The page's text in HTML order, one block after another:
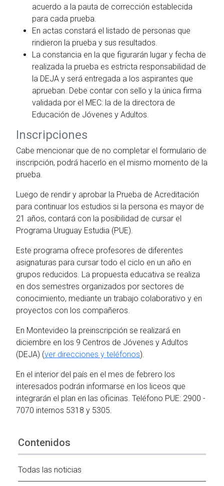
acuerdo a la pauta de corrección establecida
para cada prueba.
En actas constará el listado de personas que
rindieron la prueba y sus resultados.
La constancia en la que figurarán lugar y fecha de
realizada la prueba es estricta responsabilidad de
la DEJA y será entregada a los aspirantes que
aprueban. Debe contar con sello y la única firma
validada por el MEC: la de la directora de
Educación de Jóvenes y Adultos.
Inscripciones
Cabe mencionar que de no completar el formulario de
inscripción, podrá hacerlo en el mismo momento de la
prueba.
Luego de rendir y aprobar la Prueba de Acreditación
para continuar los estudios si la persona es mayor de
21 años, contará con la posibilidad de cursar el
Programa Uruguay Estudia (PUE).
Este programa ofrece profesores de diferentes
asignaturas para cursar todo el ciclo en un año en
grupos reducidos. La propuesta educativa se realiza
en dos semestres organizados por sectores de
conocimiento, mediante un trabajo colaborativo y en
proyectos con los compañeros.
En Montevideo la preinscripción se realizará en
diciembre en los 9 Centros de Jóvenes y Adultos
(DEJA) (ver direcciones y teléfonos).
En el interior del país en el mes de febrero los
interesados podrán informarse en los liceos que
integrarán el plan en las oficinas. Teléfono PUE: 2900 -
7070 internos 5318 y 5305.
Contenidos
Todas las noticias